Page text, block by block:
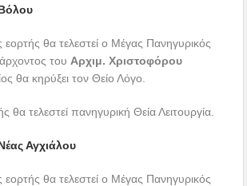
θα τελεστεί ο Μέγας Πανηγυρικός
του Αρχιμ. Χριστοφόρου
θα κηρύξει τον Θείο Λόγο.
θα τελεστεί πανηγυρική Θεία Λειτουργία.
Αγχιάλου
θα τελεστεί ο Μέγας Πανηγυρικός